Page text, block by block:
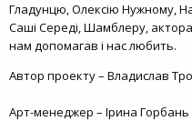
Гладунцю, Олексію Нужному,
Саші Середі, Шамблеру,
нам допомагав і нас любить.
Автор проекту – Владислав
Арт-менеджер – Ірина Горбань